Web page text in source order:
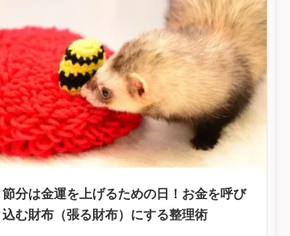
節分は金運を上げるための日！お金を呼び
込む財布（張る財布）にする整理術